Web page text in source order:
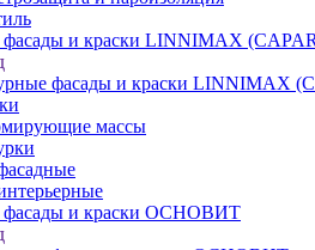
и краски LINNIMAX
фасады и краски LINNIMAX
массы
фасады и краски ОСНОВИТ